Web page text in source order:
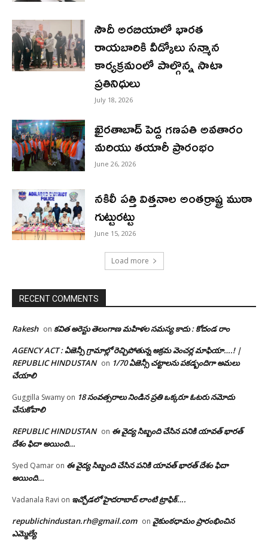
సౌదీ అరబియాలో భారత
రాయబారికి వీడ్కోలు సన్మాన
కార్యక్రమంలో పాల్గొన్న సాటా
ప్రతినిధులు
July 18, 2026
ఖైరతాబాద్ పెద్ద గణపతి అవతారం
మరియు తయారీ ప్రారంభం
June 26, 2026
నకిలీ పత్తి విత్తనాల అంతర్రాష్ట్ర ముఠా
గుట్టురట్టు
June 15, 2026
Load more
RECENT COMMENTS
Rakesh on కవిత అరెస్టు తెలంగాణ మహిళల సమస్య కాదు : కోదండ రాం
AGENCY ACT : ఏజెన్సీ గ్రామాల్లో రెచ్చిపోతున్న అక్రమ వెంచర్ల మాఫియా….! |
REPUBLIC HINDUSTAN on 1/70 ఏజెన్సీ చట్టాలను పకడ్బందిగా అమలు
చేయాలి
Guggilla Swamy on 18 సంవత్సరాలు నిండిన ప్రతి ఒక్కరూ ఓటరు నమోదు
చేసుకోవాలి
REPUBLIC HINDUSTAN on ఈ వైద్య సిబ్బంది చేసిన పనికి యావత్ భారత్
దేశం ఫిదా అయింది…
Syed Qamar on ఈ వైద్య సిబ్బంది చేసిన పనికి యావత్ భారత్ దేశం ఫిదా
అయింది…
Vadanala Ravi on ఇచ్చోడలో హైదరాబాద్ లాంటి ట్రాఫిక్….
republichindustan.rh@gmail.com on వైకుంఠధామం ప్రారంభించిన
ఎమ్మెల్యే